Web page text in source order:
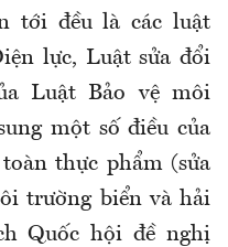
tới đều là các luật
lực, Luật sửa đổi
Luật Bảo vệ môi
một số điều của
thực phẩm (sửa
trường biển và hải
Quốc hội đề nghị